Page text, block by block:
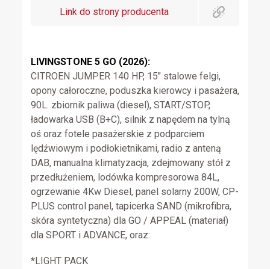
Link do strony producenta
LIVINGSTONE 5 GO (2026):
CITROEN JUMPER 140 HP, 15″ stalowe felgi,
opony całoroczne, poduszka kierowcy i pasażera,
90L. zbiornik paliwa (diesel), START/STOP,
ładowarka USB (B+C), silnik z napędem na tylną
oś oraz fotele pasażerskie z podparciem
lędźwiowym i podłokietnikami, radio z anteną
DAB, manualna klimatyzacja, zdejmowany stół z
przedłużeniem, lodówka kompresorowa 84L,
ogrzewanie 4Kw Diesel, panel solarny 200W, CP-
PLUS control panel, tapicerka SAND (mikrofibra,
skóra syntetyczna) dla GO / APPEAL (materiał)
dla SPORT i ADVANCE, oraz:
*LIGHT PACK